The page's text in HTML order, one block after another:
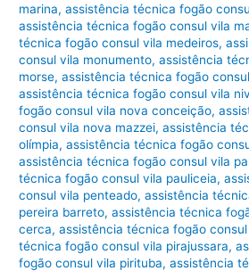
marina,assistência técnica fogão
assistência técnica fogão consul vila
técnica fogão consul vila medeiros,
consul vila monumento,assistência
morse,assistência técnica fogão
assistência técnica fogão consul vila
fogão consul vila nova conceição,
consul vila nova mazzei,assistência
olímpia,assistência técnica fogão
assistência técnica fogão consul vila
técnica fogão consul vila pauliceia,
consul vila penteado,assistência
pereira barreto,assistência técnica
cerca,assistência técnica fogão
técnica fogão consul vila pirajussara,
fogão consul vila pirituba,assistência